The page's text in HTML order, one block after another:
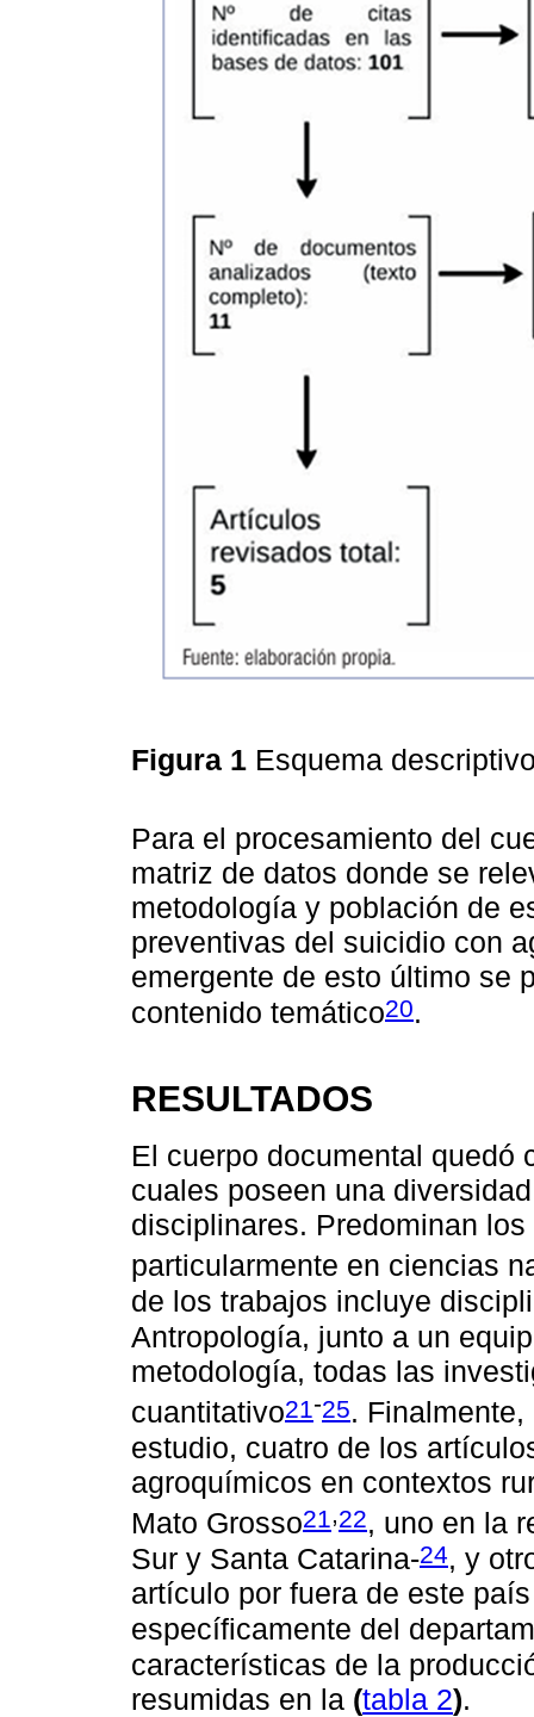
Figura 1 Esquema
Para el procesamiento del
matriz de datos donde se
metodología y población de
preventivas del suicidio con
emergente de esto último se
contenido temático20.
RESULTADOS
El cuerpo documental quedó
cuales poseen una
disciplinares. Predominan
particularmente en ciencias
de los trabajos incluye
Antropología, junto a un
metodología, todas las
cuantitativo21 -25.
estudio, cuatro de los
agroquímicos en contextos
Mato Grosso21 22, uno en la
Sur y Santa Catarina-24, y
artículo por fuera de este
específicamente del
características de la
resumidas en la (tabla 2).